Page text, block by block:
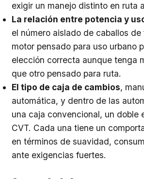
exigir un manejo distinto en ruta
La relación entre potencia y
el número aislado de caballos de
motor pensado para uso urbano
elección correcta aunque tenga
que otro pensado para ruta.
El tipo de caja de cambios,
automática, y dentro de las
una caja convencional, un doble
CVT. Cada una tiene un
en términos de suavidad,
ante exigencias fuertes.